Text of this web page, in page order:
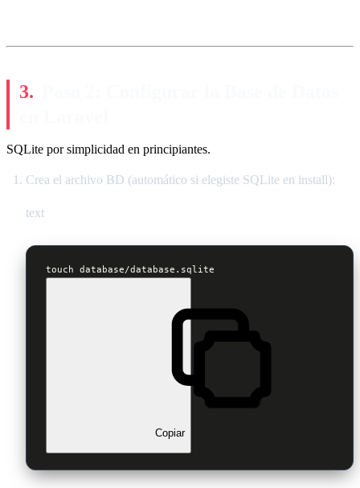
SQLite por simplicidad en principiantes.
Crea el archivo BD (automático si elegiste SQLite en install):
text
touch database/database.sqlite
Copiar